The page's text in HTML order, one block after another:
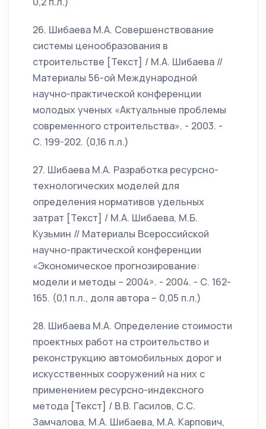
26. Шибаева М.А. Совершенствование
системы ценообразования в
строительстве [Текст] / М.А. Шибаева //
Материалы 56-ой Международной
научно-практической конференции
молодых ученых «Актуальные проблемы
современного строительства». - 2003. -
С. 199-202. (0,16 п.л.)
27. Шибаева М.А. Разработка ресурсно-
технологических моделей для
определения нормативов удельных
затрат [Текст] / М.А. Шибаева, М.Б.
Кузьмин // Материалы Всероссийской
научно-практической конференции
«Экономическое прогнозирование:
модели и методы – 2004». - 2004. - С. 162-
165. (0,1 п.л., доля автора – 0,05 п.л.)
28. Шибаева М.А. Определение стоимости
проектных работ на строительство и
реконструкцию автомобильных дорог и
искусственных сооружений на них с
применением ресурсно-индексного
метода [Текст] / В.В. Гасилов, С.С.
Замчалова, М.А. Шибаева, М.А. Карпович,